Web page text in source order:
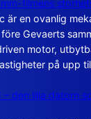
filmens
är en ovanlig
Gevaerts
motor,
på upp
– den lilla datorn